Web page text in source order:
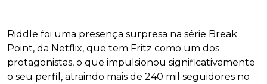
Riddle foi uma presença surpresa na série Break
Point, da Netflix, que tem Fritz como um dos
protagonistas, o que impulsionou significativamente
o seu perfil, atraindo mais de 240 mil seguidores no